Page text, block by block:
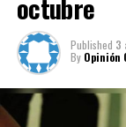
octubre
Published 3
By Opinión